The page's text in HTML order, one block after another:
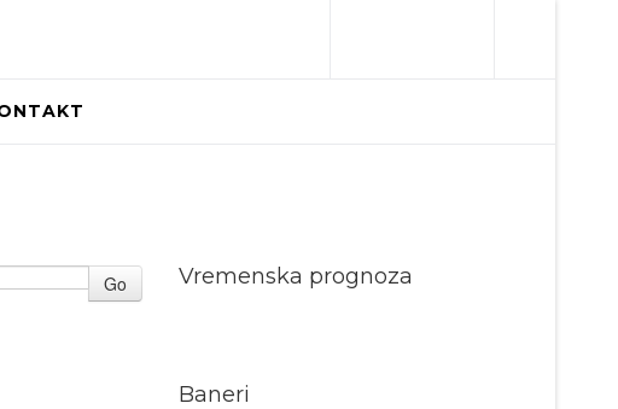
Go Vremenska prognoza
Baneri